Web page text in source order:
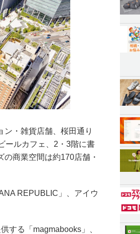
ン・雑貨店舗、桜田通り
ールカフェ、2・3階に書
商業空間は約170店舗・
REPUBLIC」、アイウ
する「magmabooks」、